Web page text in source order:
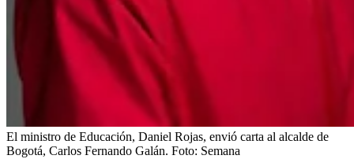
El ministro de Educación, Daniel Rojas, envió carta al alcalde de
Bogotá, Carlos Fernando Galán. Foto: Semana